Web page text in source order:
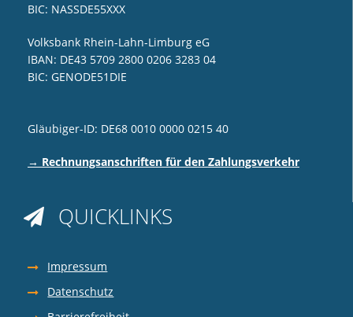
BIC: NASSDE55XXX
Volksbank Rhein-Lahn-Limburg eG
IBAN: DE43 5709 2800 0206 3283 04
BIC: GENODE51DIE
Gläubiger-ID: DE68 0010 0000 0215 40
→ Rechnungsanschriften für den Zahlungsverkehr
 QUICKLINKS
Impressum
Datenschutz